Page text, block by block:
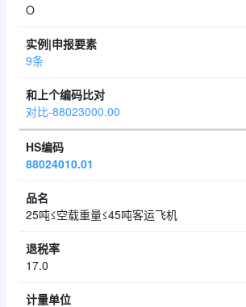
O
9条
对比-88023000.00
88024010.01
25吨≤空载重量≤45吨客运飞机
17.0